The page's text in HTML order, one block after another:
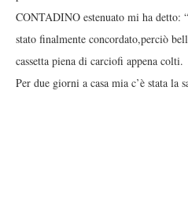
CONTADINO estenuato mi ha detto:
stato finalmente concordato,perciò
cassetta piena di carciofi appena colti.
Per due giorni a casa mia c’è stata la